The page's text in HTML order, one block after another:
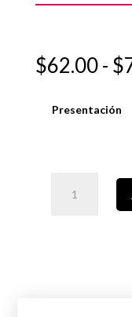
$62.00- $
Presentación